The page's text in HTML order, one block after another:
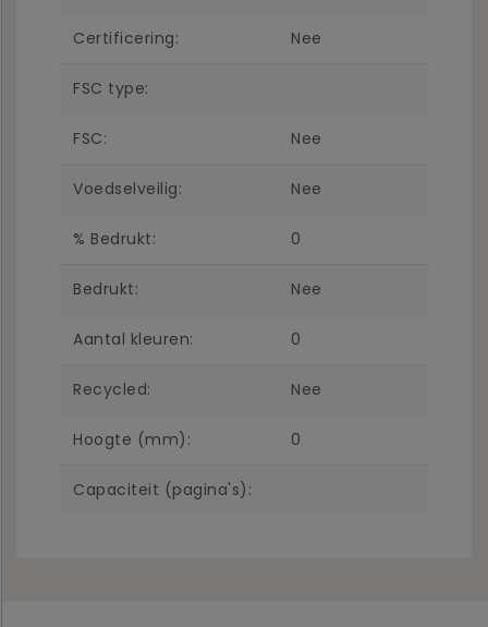
Certificering: Nee
FSC type:
FSC: Nee
Voedselveilig: Nee
% Bedrukt: 0
Bedrukt: Nee
Aantal kleuren: 0
Recycled: Nee
Hoogte (mm): 0
Capaciteit (pagina's):